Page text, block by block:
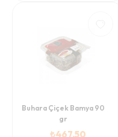
Buhara Çiçek Bamya 90
gr
₺467.50